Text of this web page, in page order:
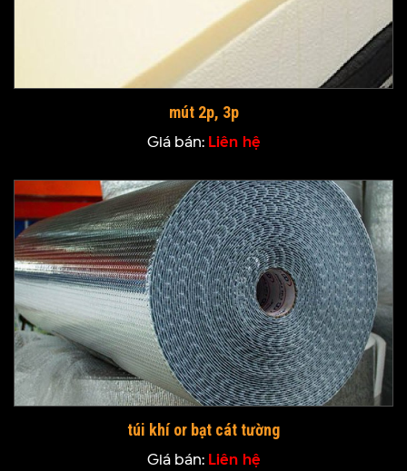
mút 2p, 3p
Giá bán: Liên hệ
túi khí or bạt cát tường
Giá bán: Liên hệ